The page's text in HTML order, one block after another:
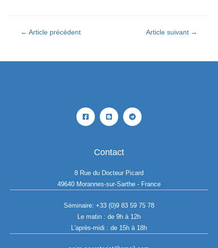
← Article précédent Article suivant →
Contact
8 Rue du Docteur Picard
49640 Morannes-sur-Sarthe - France
Séminaire: +33 (0)9 83 59 75 78
Le matin : de 9h à 12h
L'après-midi : de 15h à 18h